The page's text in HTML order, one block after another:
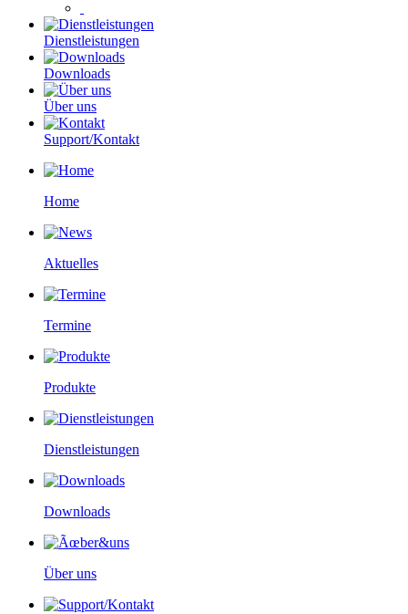
Dienstleistungen
Downloads
Über uns
Support/Kontakt
Home
Aktuelles
Termine
Produkte
Dienstleistungen
Downloads
Über uns